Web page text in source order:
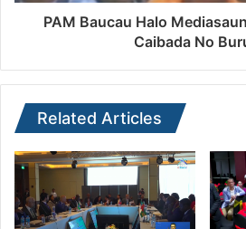
PAM Baucau Halo
Caibada No
Related Articles